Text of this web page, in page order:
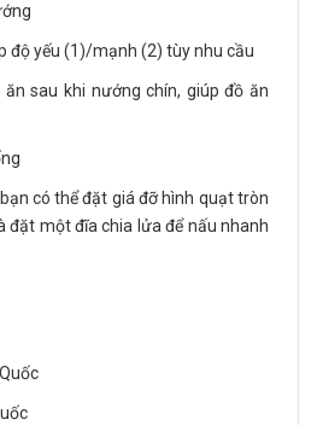
độ yếu (1)/mạnh (2) tùy nhu cầu
sau khi nướng chín, giúp đồ ăn
có thể đặt giá đỡ hình quạt tròn
đặt một đĩa chia lửa để nấu nhanh